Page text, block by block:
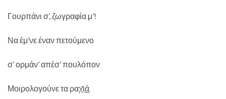
Γουρπάνι σ’, ζωγραφία μ’!
Να έμ’νε έναν πετούμενο
σ’ ορμάν’ απέσ’ πουλόπον
Μοιρολογούνε τα ραχ̌ι͜ά